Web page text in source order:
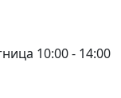
10:00 - 14:00